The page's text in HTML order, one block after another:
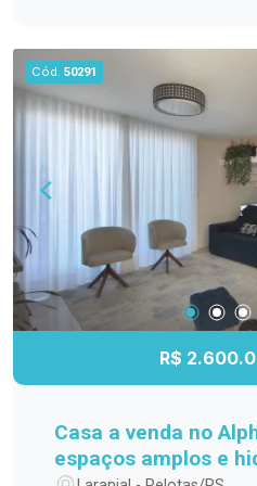
banheiros, revestimentos
de alto padrão e piso
trazendo aconchego e
possui espera para
futuro morador
transforme o espaço em
particular. Uma residência completa, moderna e
elegante, em um dos
desejados da cidade,
morar junto à natureza e a
condomínio planejado.
Cód. 50291
R$
Casa a venda no
espaços amplos e